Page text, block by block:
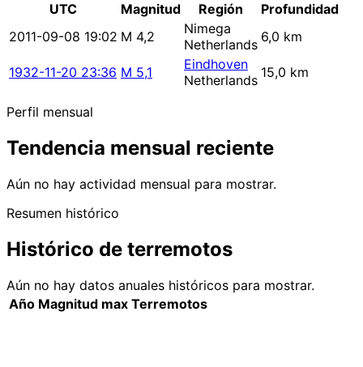
UTC
Magnitud Región
Profundidad
2011-09-08 19:02 M 4,2
Nimega
Netherlands 6,0 km
1932-11-20 23:36 M 5,1
Eindhoven
Netherlands 15,0 km
Perfil mensual
Tendencia mensual reciente
Aún no hay actividad mensual para mostrar.
Resumen histórico
Histórico de terremotos
Aún no hay datos anuales históricos para mostrar.
Año Magnitud max Terremotos